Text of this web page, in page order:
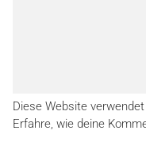
Diese Website
Erfahre, wie deine